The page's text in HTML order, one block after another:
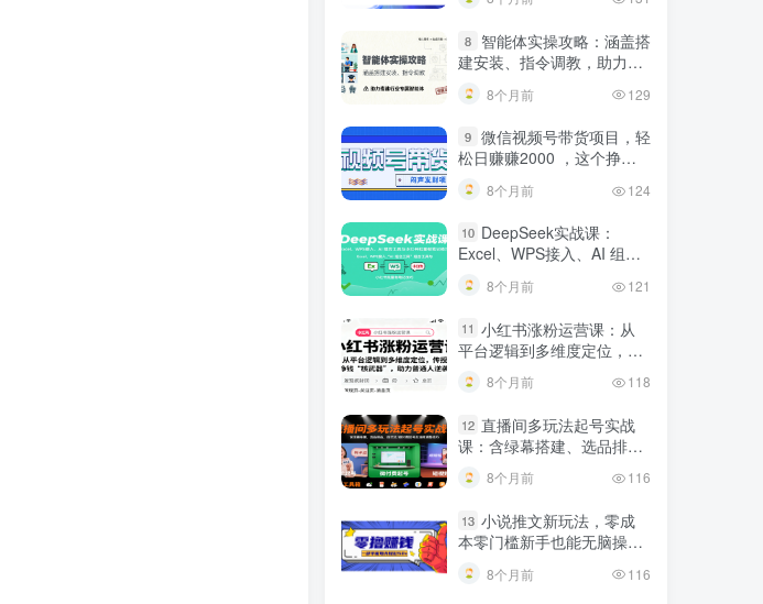
8
智能体实操攻略：涵盖搭
建安装、指令调教，助力搭
建行业专属智能体
8个月前 129
9 微信视频号带货项目，轻
松日赚赚2000 ，这个挣钱
入口很多伙伴都在闷声发财
8个月前 124
10 DeepSeek实战课：
Excel、WPS接入、AI 组合
工具与小红书批量做笔记技
巧
8个月前 121
11 小红书涨粉运营课：从
平台逻辑到多维度定位，传
人逆袭8个月前 118
12 直播间多玩法起号实战
课：含绿幕搭建、选品排
规调整技巧
8个月前 116
13 小说推文新玩法，零成
本零门槛新手也能无脑操
8个月前 116